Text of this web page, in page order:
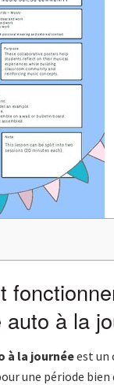
auto à la
à la journéeest un
une période bien